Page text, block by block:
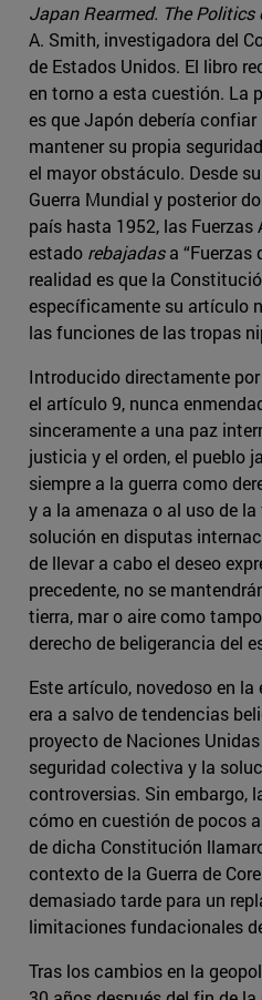
Japan Rearmed. The
A. Smith, investigadora del
de Estados Unidos. El libro
en torno a esta cuestión. La
es que Japón debería
mantener su propia
el mayor obstáculo. Desde
Guerra Mundial y posterior
país hasta 1952, las
estado rebajadasa “Fuerzas
realidad es que la
específicamente su artículo
las funciones de las tropas
Introducido directamente
el artículo 9, nunca
sinceramente a una paz
justicia y el orden, el pueblo
siempre a la guerra como
y a la amenaza o al uso de
solución en disputas
de llevar a cabo el deseo
precedente, no se
tierra, mar o aire como
derecho de beligerancia del
Este artículo, novedoso en
era a salvo de tendencias
proyecto de Naciones
seguridad colectiva y la
controversias. Sin embargo,
cómo en cuestión de pocos
de dicha Constitución
contexto de la Guerra de
demasiado tarde para un
limitaciones fundacionales
Tras los cambios en la